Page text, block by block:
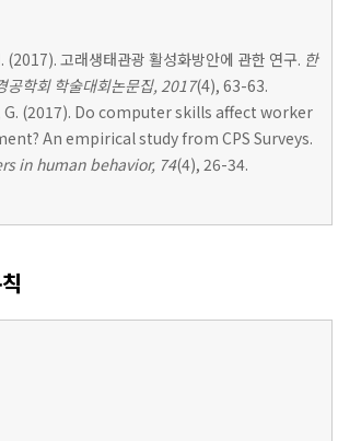
(2017). 고래생태관광 활성화방안에 관한 연구. 한
공학회 학술대회논문집, 2017(4), 63-63.
G. (2017). Do computer skills affect worker
An empirical study from CPS Surveys.
in human behavior, 74(4), 26-34.